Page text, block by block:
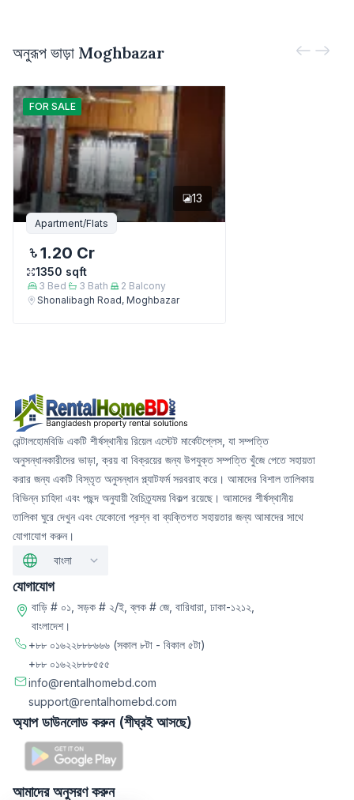
অনুরূপ ভাড়া Moghbazar
FOR SALE
13
Apartment/Flats
1.20 Cr
1350 sqft
3 Bed 3 Bath 2 Balcony
Shonalibagh Road, Moghbazar
রেন্টালহোমবিডি একটি শীর্ষস্থানীয় রিয়েল এস্টেট মার্কেটপ্লেস, যা সম্পত্তি
অনুসন্ধানকারীদের ভাড়া, ক্রয় বা বিক্রয়ের জন্য উপযুক্ত সম্পত্তি খুঁজে পেতে সহায়তা
করার জন্য একটি বিস্তৃত অনুসন্ধান প্ল্যাটফর্ম সরবরাহ করে। আমাদের বিশাল তালিকায়
বিভিন্ন চাহিদা এবং পছন্দ অনুযায়ী বৈচিত্র্যময় বিকল্প রয়েছে। আমাদের শীর্ষস্থানীয়
তালিকা ঘুরে দেখুন এবং যেকোনো প্রশ্ন বা ব্যক্তিগত সহায়তার জন্য আমাদের সাথে
যোগাযোগ করুন।
বাংলা
যোগাযোগ
বাড়ি # ০১, সড়ক # ২/ই, ব্লক # জে, বারিধারা, ঢাকা-১২১২,
বাংলাদেশ।
+৮৮ ০১৬২২৮৮৮৬৬৬ (সকাল ৮টা - বিকাল ৫টা)
+৮৮ ০১৬২২৮৮৮৫৫৫
info@rentalhomebd.com
support@rentalhomebd.com
অ্যাপ ডাউনলোড করুন (শীঘ্রই আসছে)
আমাদের অনুসরণ করুন